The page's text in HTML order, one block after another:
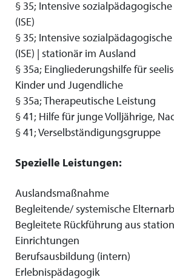
§ 35; Intensive
(ISE)
§ 35; Intensive
(ISE) | stationär im Ausland
§ 35a; Eingliederungshilfe für
Kinder und Jugendliche
§ 35a; Therapeutische Leistung
§ 41; Hilfe für junge Volljährige,
§ 41; Verselbständigungsgruppe
Spezielle Leistungen:
Auslandsmaßnahme
Begleitende/ systemische
Begleitete Rückführung aus
Einrichtungen
Berufsausbildung (intern)
Erlebnispädagogik